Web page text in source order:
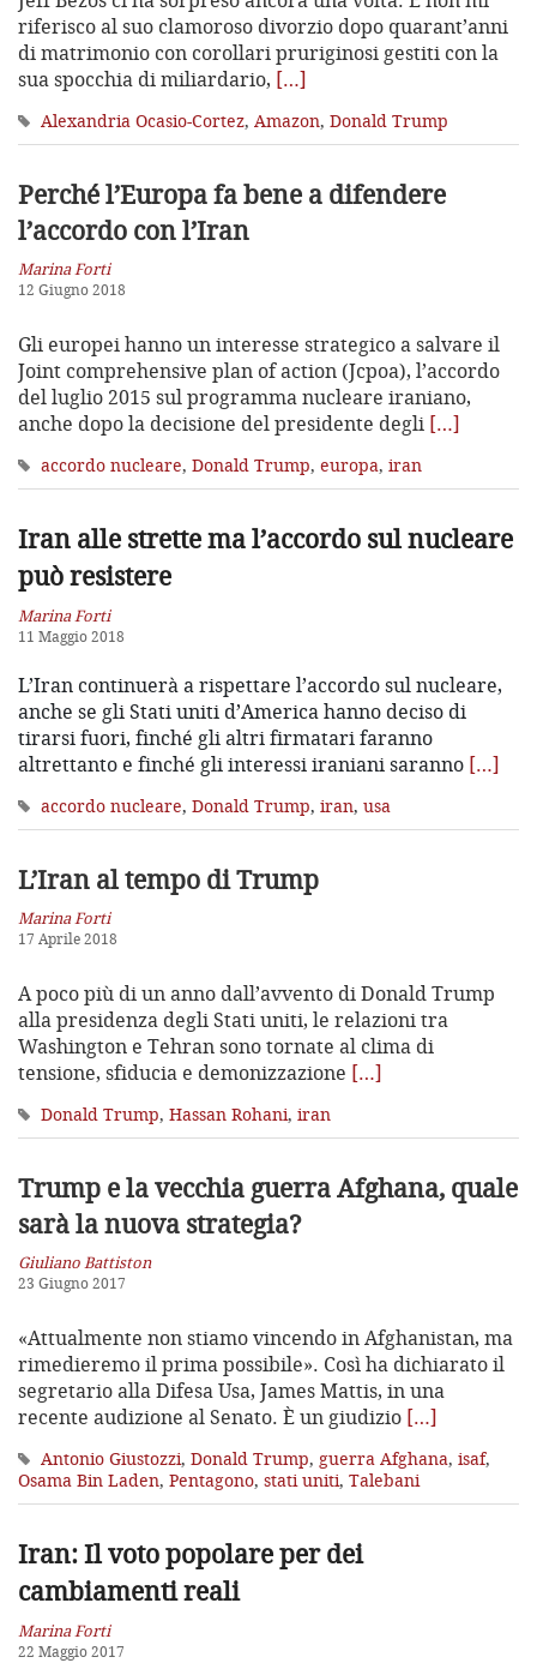
riferisco al suo clamoroso divorzio dopo quarant’anni
di matrimonio con corollari pruriginosi gestiti con la
sua spocchia di miliardario, […]
Alexandria Ocasio-Cortez, Amazon, Donald Trump
Perché l’Europa fa bene a difendere
l’accordo con l’Iran
Marina Forti
12 Giugno 2018
Gli europei hanno un interesse strategico a salvare il
Joint comprehensive plan of action (Jcpoa), l’accordo
del luglio 2015 sul programma nucleare iraniano,
anche dopo la decisione del presidente degli […]
accordo nucleare, Donald Trump, europa, iran
Iran alle strette ma l’accordo sul nucleare
può resistere
Marina Forti
11 Maggio 2018
L’Iran continuerà a rispettare l’accordo sul nucleare,
anche se gli Stati uniti d’America hanno deciso di
tirarsi fuori, finché gli altri firmatari faranno
altrettanto e finché gli interessi iraniani saranno […]
accordo nucleare, Donald Trump, iran, usa
L’Iran al tempo di Trump
Marina Forti
17 Aprile 2018
A poco più di un anno dall’avvento di Donald Trump
alla presidenza degli Stati uniti, le relazioni tra
Washington e Tehran sono tornate al clima di
tensione, sfiducia e demonizzazione […]
Donald Trump, Hassan Rohani, iran
Trump e la vecchia guerra Afghana, quale
sarà la nuova strategia?
Giuliano Battiston
23 Giugno 2017
«Attualmente non stiamo vincendo in Afghanistan, ma
rimedieremo il prima possibile». Così ha dichiarato il
segretario alla Difesa Usa, James Mattis, in una
recente audizione al Senato. È un giudizio […]
Antonio Giustozzi, Donald Trump, guerra Afghana, isaf,
Osama Bin Laden, Pentagono, stati uniti, Talebani
Iran: Il voto popolare per dei
cambiamenti reali
Marina Forti
22 Maggio 2017